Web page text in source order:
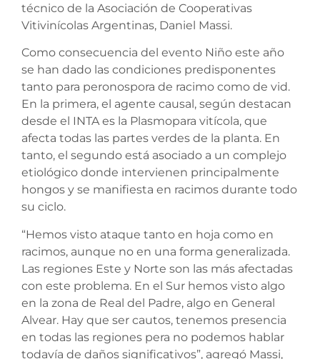
técnico de la Asociación de Cooperativas
Vitivinícolas Argentinas, Daniel Massi.
Como consecuencia del evento Niño este año
se han dado las condiciones predisponentes
tanto para peronospora de racimo como de vid.
En la primera, el agente causal, según destacan
desde el INTA es la Plasmopara vitícola, que
afecta todas las partes verdes de la planta. En
tanto, el segundo está asociado a un complejo
etiológico donde intervienen principalmente
hongos y se manifiesta en racimos durante todo
su ciclo.
“Hemos visto ataque tanto en hoja como en
racimos, aunque no en una forma generalizada.
Las regiones Este y Norte son las más afectadas
con este problema. En el Sur hemos visto algo
en la zona de Real del Padre, algo en General
Alvear. Hay que ser cautos, tenemos presencia
en todas las regiones pera no podemos hablar
todavía de daños significativos”, agregó Massi,